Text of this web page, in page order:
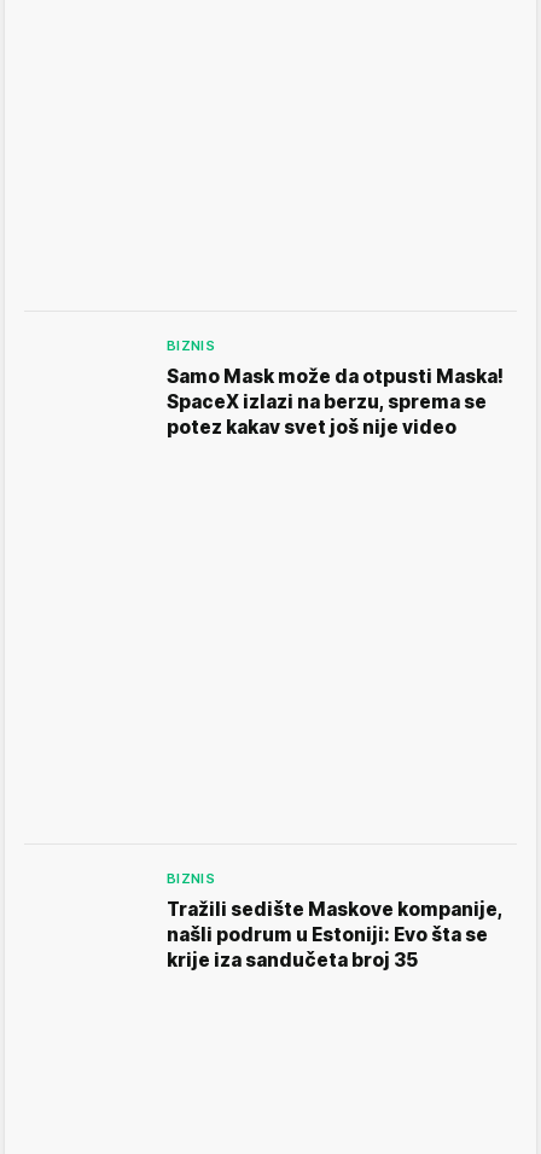
BIZNIS
Samo Mask može da otpusti Maska!
SpaceX izlazi na berzu, sprema se
potez kakav svet još nije video
BIZNIS
Tražili sedište Maskove kompanije,
našli podrum u Estoniji: Evo šta se
krije iza sandučeta broj 35